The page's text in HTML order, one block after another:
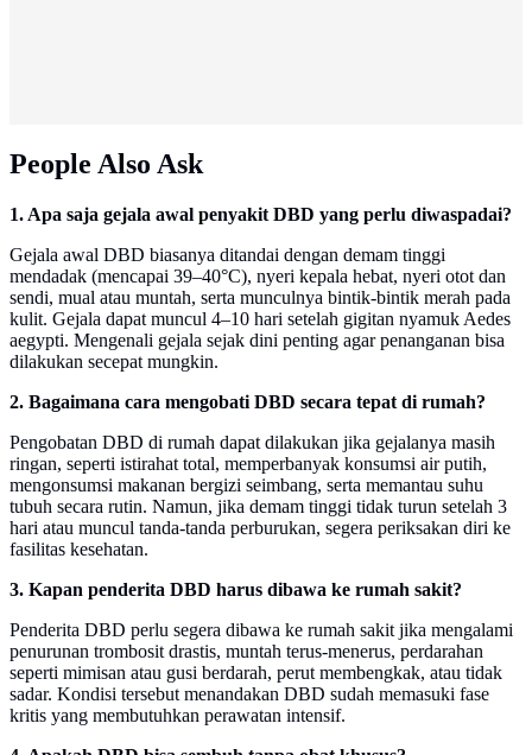
People Also Ask
1. Apa saja gejala awal penyakit DBD yang perlu diwaspadai?
Gejala awal DBD biasanya ditandai dengan demam tinggi
mendadak (mencapai 39–40°C), nyeri kepala hebat, nyeri otot dan
sendi, mual atau muntah, serta munculnya bintik-bintik merah pada
kulit. Gejala dapat muncul 4–10 hari setelah gigitan nyamuk Aedes
aegypti. Mengenali gejala sejak dini penting agar penanganan bisa
dilakukan secepat mungkin.
2. Bagaimana cara mengobati DBD secara tepat di rumah?
Pengobatan DBD di rumah dapat dilakukan jika gejalanya masih
ringan, seperti istirahat total, memperbanyak konsumsi air putih,
mengonsumsi makanan bergizi seimbang, serta memantau suhu
tubuh secara rutin. Namun, jika demam tinggi tidak turun setelah 3
hari atau muncul tanda-tanda perburukan, segera periksakan diri ke
fasilitas kesehatan.
3. Kapan penderita DBD harus dibawa ke rumah sakit?
Penderita DBD perlu segera dibawa ke rumah sakit jika mengalami
penurunan trombosit drastis, muntah terus-menerus, perdarahan
seperti mimisan atau gusi berdarah, perut membengkak, atau tidak
sadar. Kondisi tersebut menandakan DBD sudah memasuki fase
kritis yang membutuhkan perawatan intensif.